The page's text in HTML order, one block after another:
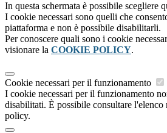
In questa schermata è possibile scegliere
I cookie necessari sono quelli che
piattaforma e non è possibile disabilitarli.
Per conoscere quali sono i cookie
visionare la COOKIE POLICY.
Cookie necessari per il funzionamento
I cookie necessari per il funzionamento
disabilitati. È possibile consultare
policy.